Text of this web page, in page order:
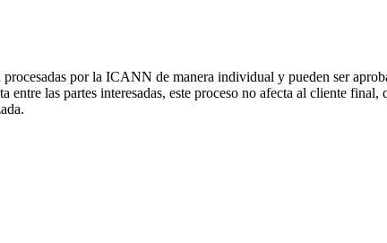
por la ICANN de manera individual y pueden ser
entre las partes interesadas, este proceso no afecta al cliente